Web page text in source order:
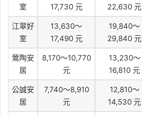
室
17,730 元
22,630 元
江翠好
室
13,630～
17,490 元
19,840～
29,840 元
鶯陶安
居
8,170～10,770
元
13,230～
16,810 元
公誠安
居
7,740～8,910
元
12,810～
14,530 元